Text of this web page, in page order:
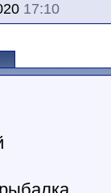
17:10